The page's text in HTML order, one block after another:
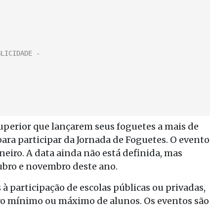
que lançarem seus foguetes a mais de
participar da Jornada de Foguetes. O evento
A data ainda não está definida, mas
e novembro deste ano.
participação de escolas públicas ou privadas,
mínimo ou máximo de alunos. Os eventos são